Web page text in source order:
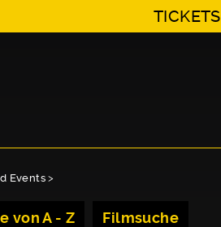
TICKETS
Events>
von A - Z Filmsuche